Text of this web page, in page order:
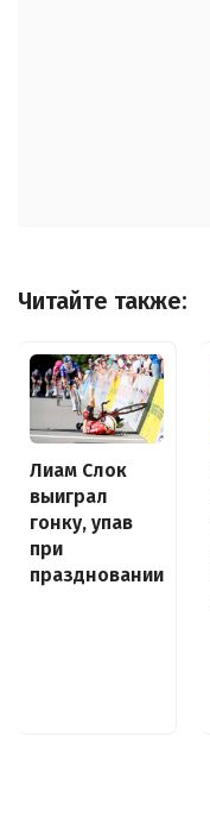
Читайте также:
Лиам Слок
выиграл
гонку, упав
при
праздновании